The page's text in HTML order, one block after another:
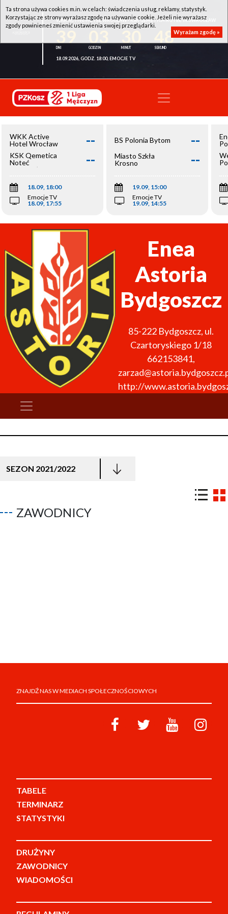
WKK ACTIVE HOTEL WROCŁAW - KSK QEMETICA NOTEĆ INOWROCŁAW
48
18.09.2026, GODZ. 18:00, EMOCJE TV
WKK Active
Hotel Wrocław
--
KSK Qemetica
Noteć
Inowrocław
--
18.09, 18:00
Emocje TV
18.09, 17:55
BS Polonia Bytom --
Miasto Szkła
Krosno
--
19.09, 15:00
Emocje TV
19.09, 14:55
Enea
Astoria
Bydgoszcz
85-222 Bydgoszcz, ul.
Czartoryskiego 1/18
662153841,
http://
SEZON 2021/2022
ZAWODNICY
ZNAJDŹ NAS W MEDIACH SPOŁECZNOŚCIOWYCH
TABELE
TERMINARZ
STATYSTYKI
DRUŻYNY
ZAWODNICY
WIADOMOŚCI
Ta strona używa cookies m.in. w celach: świadczenia usług, reklamy, statystyk.
Korzystając ze strony wyrażasz zgodę na używanie cookie. Jeżeli nie wyrażasz
zgody powinieneś zmienić ustawienia swojej przeglądarki.
Wyrażam zgodę »